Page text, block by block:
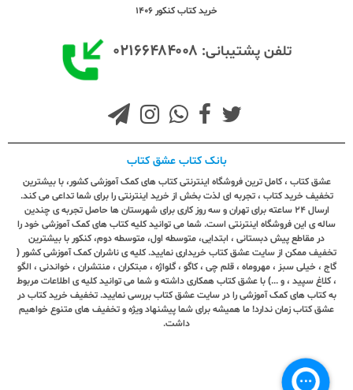
خرید کتاب کنکور 1406
تلفن پشتیبانی: ۰۲۱۶۶۴۸۴۰۰۸
بانک کتاب عشق کتاب
عشق کتاب ، کامل ترین فروشگاه اینترنتی کتاب های کمک آموزشی کشور، با بیشترین
تخفیف خرید کتاب ، تجربه ای لذت بخش از خرید اینترنتی را برای شما تداعی می کند.
ارسال ٢٤ ساعته برای تهران و سه روز کاری برای شهرستان ها حاصل تجربه ی چندین
ساله ی این فروشگاه اینترنتی است. شما می توانید کلیه کتاب های کمک آموزشی خود را
در مقاطع پیش دبستانی ، ابتدایی، متوسطه اول، متوسطه دوم، کنکور با بیشترین
تخفیف ممکن از سایت عشق کتاب خریداری نمایید. کلیه ی ناشران کمک آموزشی کشور (
گاج ، خیلی سبز ، مهروماه ، قلم چی ، کاگو ، گلواژه ، مبتکران ، منتشران ، خواندنی ، الگو
، کلاغ سپید ، و ...) با عشق کتاب همکاری داشته و شما می توانید کلیه ی اطلاعات مربوط
به کتاب های کمک آموزشی را در سایت عشق کتاب بررسی نمایید. تخفیف خرید کتاب در
عشق کتاب زمان ندارد! ما همیشه برای شما پیشنهاد ویژه و تخفیف های متنوع خواهیم
داشت.